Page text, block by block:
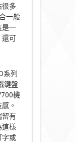
很多
一般
是一
還可
系列
鍵盤
機
。
留有
這樣
字或